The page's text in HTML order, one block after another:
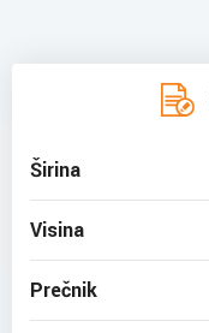
Širina
Visina
Prečnik